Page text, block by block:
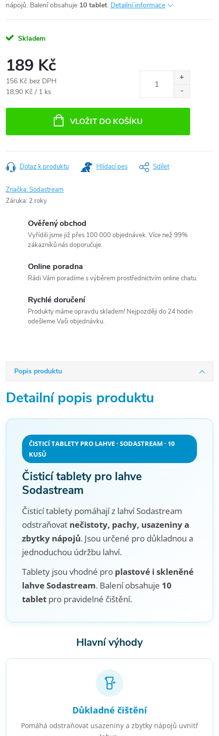
nápojů. Balení obsahuje 10 tablet. Detailní informace
Skladem
189 Kč
156 Kč bez DPH
Měrná
18,90 Kč / 1 ks
VLOŽIT DO KOŠÍKU
Dotaz k produktu Hlídací pes Sdílet
Značka:Sodastream
Záruka: 2 roky
Ověřený obchod
Vyřídili jsme již přes 100 000 objednávek. Více než 99%
zákazníků nás doporučuje.
Online poradna
Rádi Vám poradíme s výběrem prostřednictvím online chatu.
Rychlé doručení
Produkty máme opravdu skladem! Nejpozději do 24 hodin
odešleme Vaši objednávku.
Popis produktu
Detailní popis produktu
ČISTICÍ TABLETY PRO LAHVE · SODASTREAM · 10
KUSŮ
Čisticí tablety pro lahve
Sodastream
Čisticí tablety pomáhají z lahví Sodastream
odstraňovat nečistoty, pachy, usazeniny a
zbytky nápojů. Jsou určené pro důkladnou a
jednoduchou údržbu lahví.
Tablety jsou vhodné pro plastové i skleněné
lahve Sodastream. Balení obsahuje 10
tablet pro pravidelné čištění.
Hlavní výhody
Důkladné čištění
Pomáhá odstraňovat usazeniny a zbytky nápojů uvnitř